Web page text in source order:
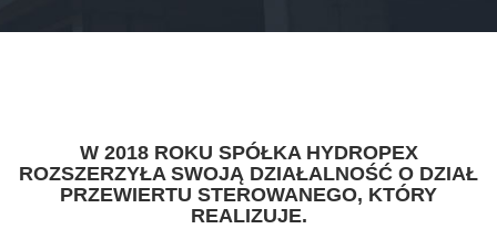
W 2018 ROKU SPÓŁKA HYDROPEX
ROZSZERZYŁA SWOJĄ DZIAŁALNOŚĆ O DZIAŁ
PRZEWIERTU STEROWANEGO, KTÓRY
REALIZUJE.